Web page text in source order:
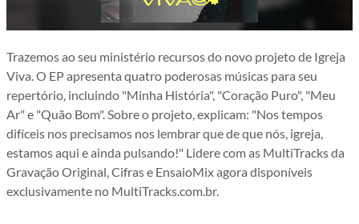
Trazemos ao seu ministério recursos do novo projeto de Igreja
Viva. O EP apresenta quatro poderosas músicas para seu
repertório, incluindo "Minha História", "Coração Puro", "Meu
Ar" e "Quão Bom". Sobre o projeto, explicam: "Nos tempos
difíceis nos precisamos nos lembrar que de que nós, igreja,
estamos aqui e ainda pulsando!" Lidere com as MultiTracks da
Gravação Original, Cifras e EnsaioMix agora disponíveis
exclusivamente no MultiTracks.com.br.